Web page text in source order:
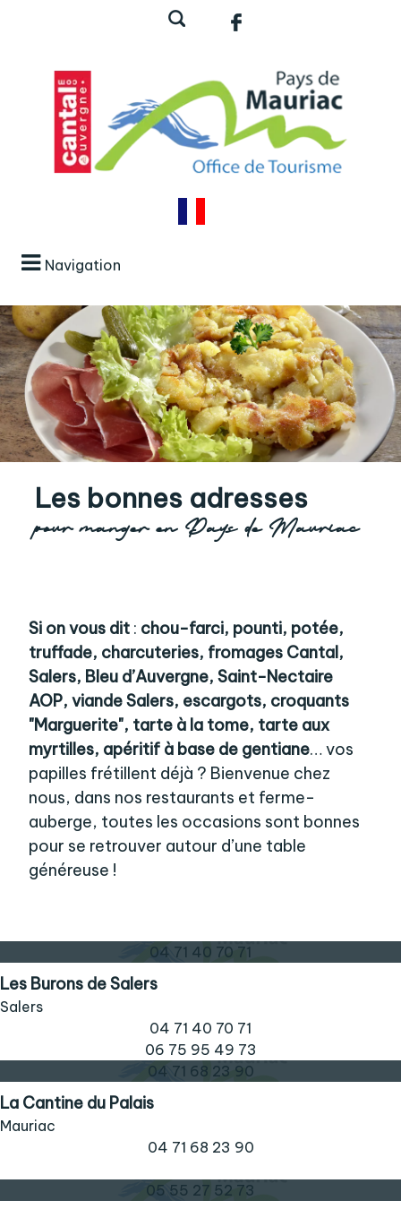
Navigation
Les bonnes adresses
pour manger en Pays de Mauriac
Si on vous dit : chou-farci, pounti, potée,
truffade, charcuteries, fromages Cantal,
Salers, Bleu d’Auvergne, Saint-Nectaire
AOP, viande Salers, escargots, croquants
"Marguerite", tarte à la tome, tarte aux
myrtilles, apéritif à base de gentiane… vos
papilles frétillent déjà ? Bienvenue chez
nous, dans nos restaurants et ferme-
auberge, toutes les occasions sont bonnes
pour se retrouver autour d’une table
généreuse !
04 71 40 70 71
Les Burons de Salers
Salers
04 71 40 70 71
06 75 95 49 73
04 71 68 23 90
La Cantine du Palais
Mauriac
04 71 68 23 90
05 55 27 52 73